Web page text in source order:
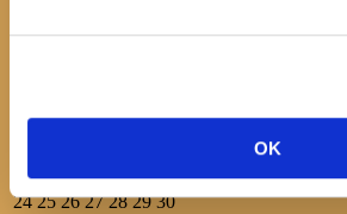
OK
4 5 6 7 8
9
17 18 19 20 21 22 23
24 25 26 27 28 29 30